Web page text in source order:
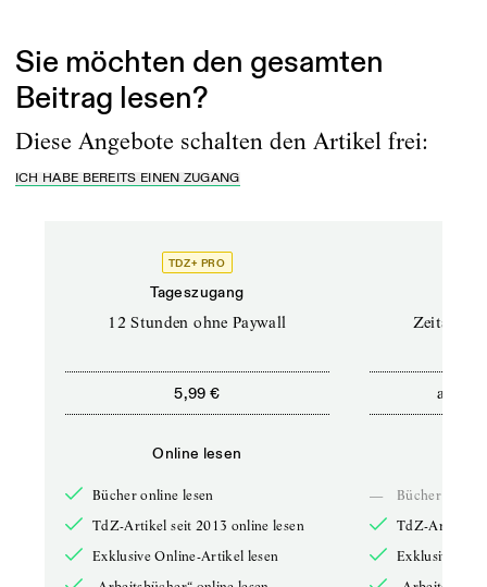
Sie möchten den gesamten
Beitrag lesen?
Diese Angebote schalten den Artikel frei:
ICH HABE BEREITS EINEN ZUGANG
TDZ+ PRO
Tageszugang
12 Stunden ohne Paywall
5,99 €
Online lesen
Bücher online lesen
TdZ-Artikel seit 2013 online lesen
Exklusive Online-Artikel lesen
ab
—
Bücher online
TdZ-Artikel
Exklusive